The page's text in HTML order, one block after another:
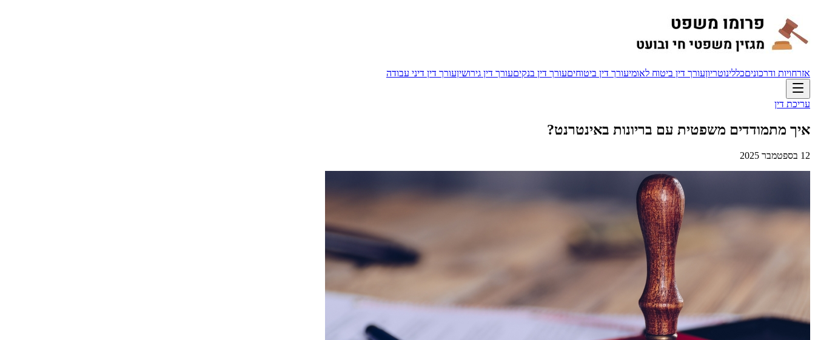
אזרחויות ודרכוניםכללינוטריוןעורך דין ביטוח לאומיעורך דין ביטוחיםעורך דין בנקיםעורך דין גירושיןעורך דין דיני עבודה
עריכת דין
איך מתמודדים משפטית עם בריונות באינטרנט?
12 בספטמבר 2025